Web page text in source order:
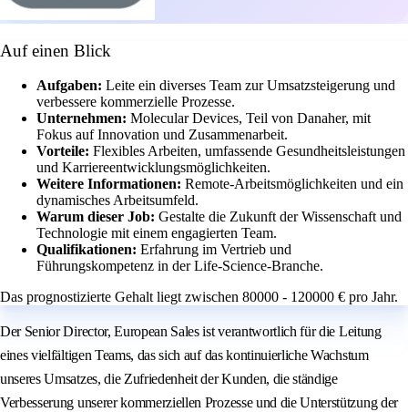
Auf einen Blick
Aufgaben: Leite ein diverses Team zur Umsatzsteigerung und
verbessere kommerzielle Prozesse.
Unternehmen: Molecular Devices, Teil von Danaher, mit
Fokus auf Innovation und Zusammenarbeit.
Vorteile: Flexibles Arbeiten, umfassende Gesundheitsleistungen
und Karriereentwicklungsmöglichkeiten.
Weitere Informationen: Remote-Arbeitsmöglichkeiten und ein
dynamisches Arbeitsumfeld.
Warum dieser Job: Gestalte die Zukunft der Wissenschaft und
Technologie mit einem engagierten Team.
Qualifikationen: Erfahrung im Vertrieb und
Führungskompetenz in der Life-Science-Branche.
Das prognostizierte Gehalt liegt zwischen 80000 - 120000 € pro Jahr.
Der Senior Director, European Sales ist verantwortlich für die Leitung
eines vielfältigen Teams, das sich auf das kontinuierliche Wachstum
unseres Umsatzes, die Zufriedenheit der Kunden, die ständige
Verbesserung unserer kommerziellen Prozesse und die Unterstützung der